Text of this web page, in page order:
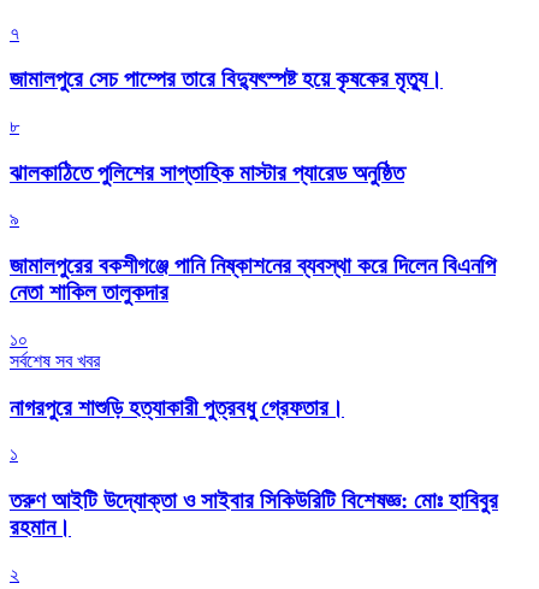
৭
জামালপুরে সেচ পাম্পের তারে বিদ্যুৎস্পষ্ট হয়ে কৃষকের মৃত্যু।
৮
‎ঝালকাঠিতে পুলিশের সাপ্তাহিক মাস্টার প্যারেড অনুষ্ঠিত
৯
জামালপুরের বকশীগঞ্জে পানি নিষ্কাশনের ব্যবস্থা করে দিলেন বিএনপি
নেতা শাকিল তালুকদার
১০
সর্বশেষ সব খবর
নাগরপুরে শাশুড়ি হত্যাকারী পুত্রবধু গ্রেফতার।
১
তরুণ আইটি উদ্যোক্তা ও সাইবার সিকিউরিটি বিশেষজ্ঞ: মোঃ হাবিবুর
রহমান।
২